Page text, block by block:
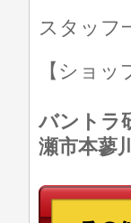
スタッフ
【ショ
バントラ
瀬市本蓼川